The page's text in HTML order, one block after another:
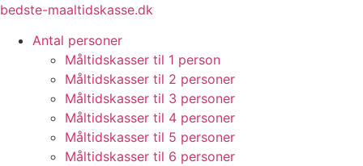
Videre
indhold
bedste-maaltidskasse.dk
Antal personer
Måltidskasser til 1 person
Måltidskasser til 2 personer
Måltidskasser til 3 personer
Måltidskasser til 4 personer
Måltidskasser til 5 personer
Måltidskasser til 6 personer